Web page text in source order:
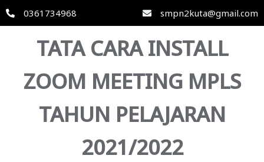
0361734968 smpn2kuta@gmail.com
TATA CARA INSTALL
ZOOM MEETING MPLS
TAHUN PELAJARAN
2021/2022